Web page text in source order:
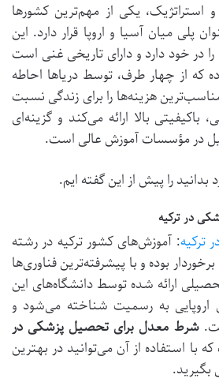
و استراتژیک، یکی از مهم‌ترین کشورها
میان آسیا و اروپا قرار دارد. این
در خود دارد و دارای تاریخی غنی است
که از چهار طرف، توسط دریاها احاطه
هزینه‌ها را برای زندگی نسبت
باکیفیتی بالا ارائه می‌کند و گزینه‌ای
در مؤسسات آموزش عالی است.
را پیش از این گفته ایم.
در ترکیه
ترکیه: آموزش‌های کشور ترکیه در رشته
بوده و با پیشرفته‌ترین فناوری‌ها
ارائه شده توسط دانشگاه‌های این
اروپایی به رسمیت شناخته می‌شود و
شرط معدل برای تحصیل پزشکی در
با استفاده از آن می‌توانید در بهترین
بگیرید.